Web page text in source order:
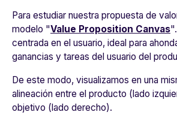
Para estudiar nuestra propuesta de
modelo "Value Proposition Canvas
centrada en el usuario, ideal para
ganancias y tareas del usuario del
De este modo, visualizamos en una
alineación entre el producto (lado
objetivo (lado derecho).